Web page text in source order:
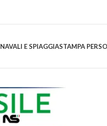
NAVALI E SPIAGGIASTAMPA